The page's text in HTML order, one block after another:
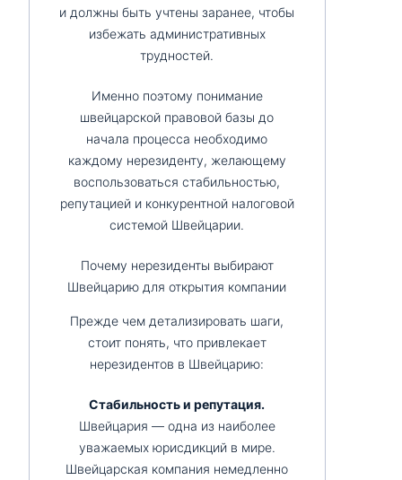
и должны быть учтены заранее, чтобы
избежать административных
трудностей.
Именно поэтому понимание
швейцарской правовой базы до
начала процесса необходимо
каждому нерезиденту, желающему
воспользоваться стабильностью,
репутацией и конкурентной налоговой
системой Швейцарии.
Почему нерезиденты выбирают
Швейцарию для открытия компании
Прежде чем детализировать шаги,
стоит понять, что привлекает
нерезидентов в Швейцарию:
Стабильность и репутация.
Швейцария — одна из наиболее
уважаемых юрисдикций в мире.
Швейцарская компания немедленно